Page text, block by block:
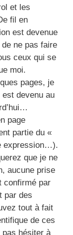
et les
fil en
est devenue
de ne pas faire
ceux qui se
moi.
pages, je
devenu au
page
partie du «
expression…).
que je ne
aucune prise
confirmé par
par des
tout à fait
de ces
pas hésiter à